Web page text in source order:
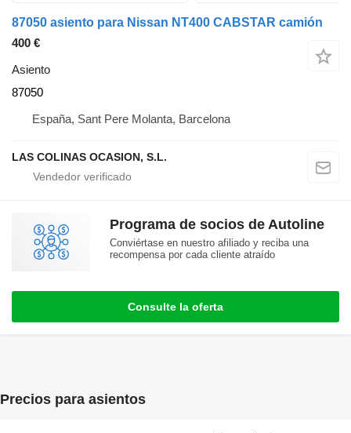
87050 asiento para Nissan NT400 CABSTAR camión
400 €
Asiento
87050
España, Sant Pere Molanta, Barcelona
LAS COLINAS OCASION, S.L.
Programa de socios de Autoline
Conviértase en nuestro afiliado y reciba una
recompensa por cada cliente atraído
Consulte la oferta
Precios para asientos